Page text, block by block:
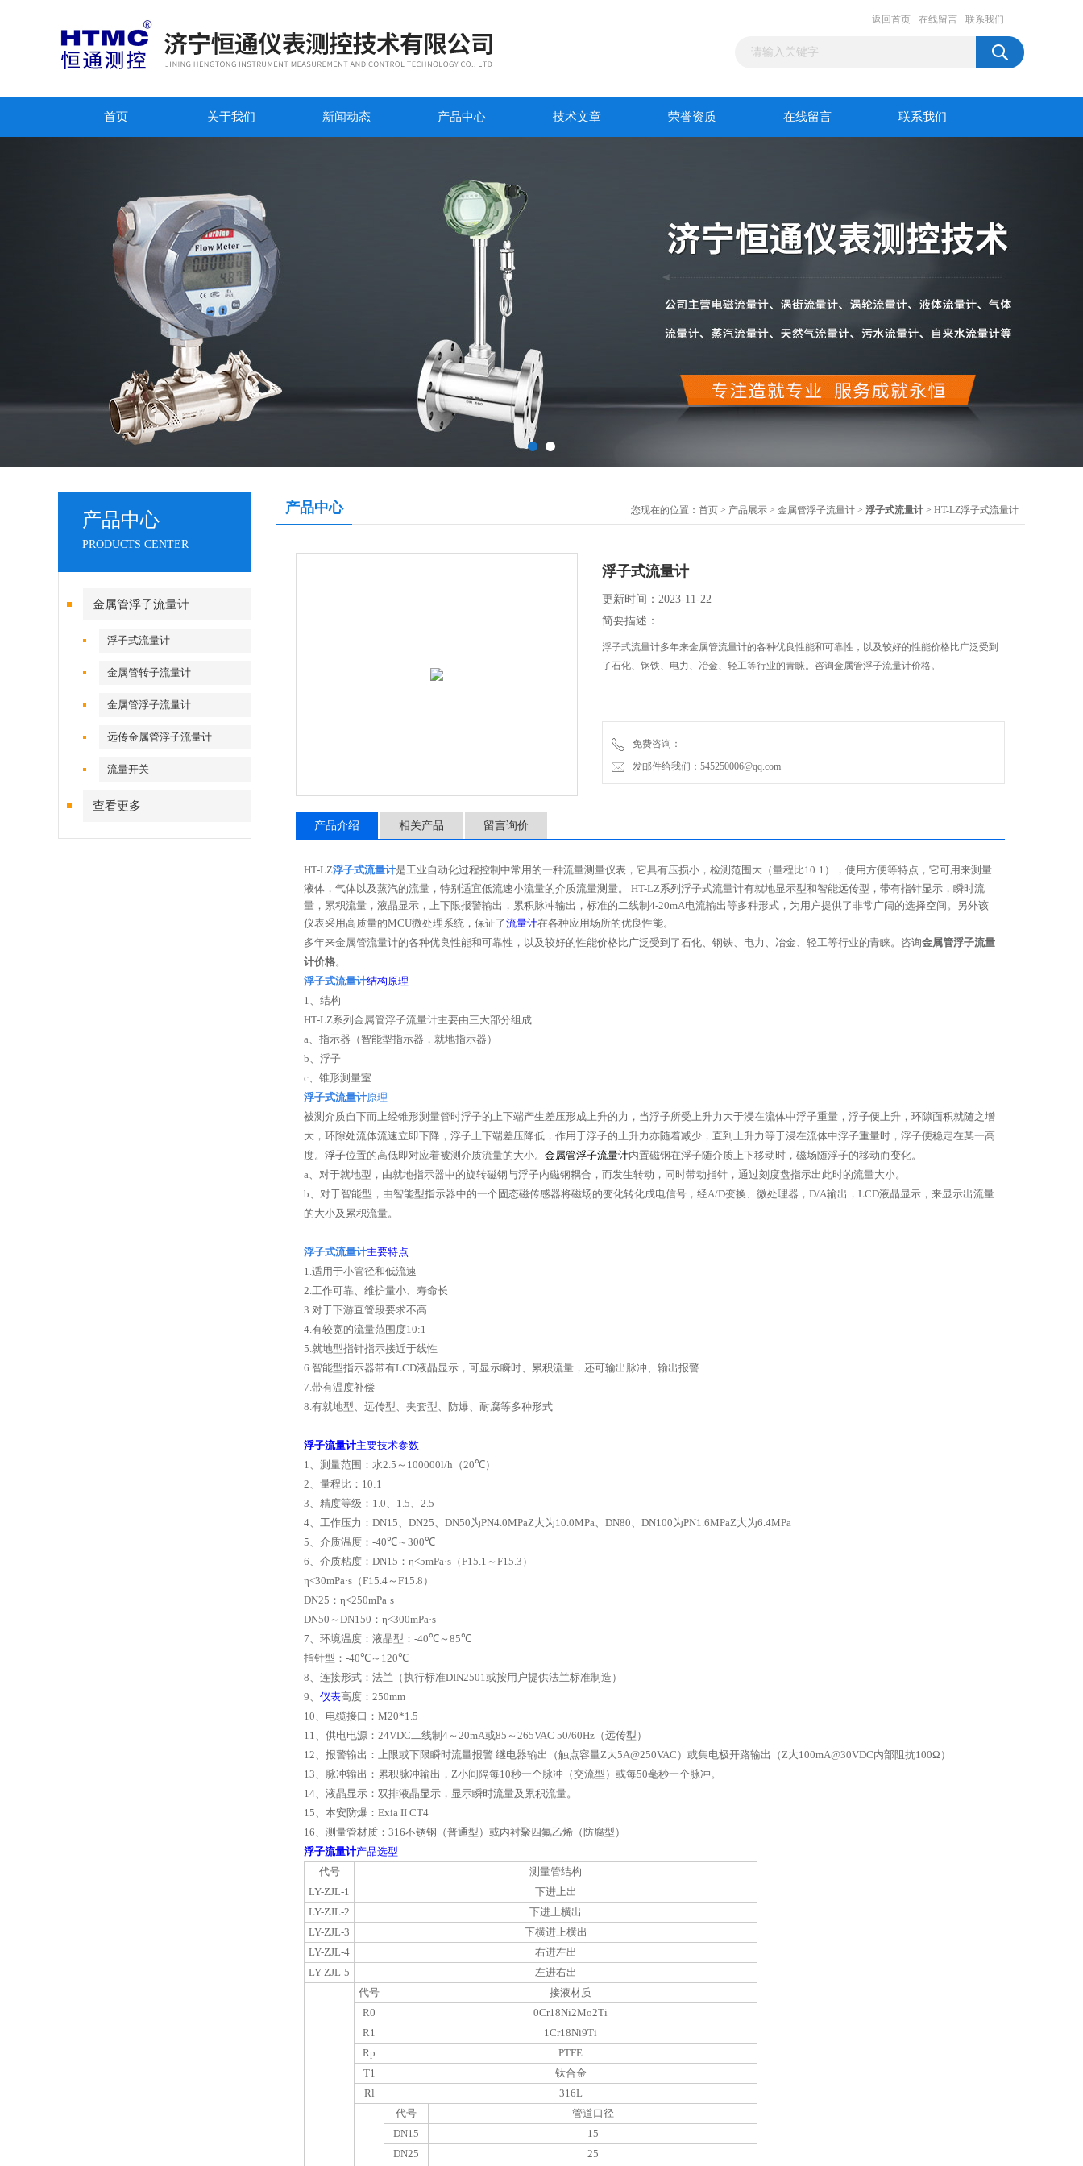
返回首页 在线留言 联系我们
首页 关于我们 新闻动态 产品中心 技术文章 荣誉资质 在线留言 联系我们
产品中心
PRODUCTS CENTER
金属管浮子流量计
浮子式流量计
金属管转子流量计
金属管浮子流量计
远传金属管浮子流量计
流量开关
查看更多
产品中心 您现在的位置： 首页 > 产品展示 > 金属管浮子流量计 > 浮子式流量计 > HT-LZ浮子式流量计
浮子式流量计
更新时间：2023-11-22
简要描述：
浮子式流量计多年来金属管流量计的各种优良性能和可靠性，以及较好的性能价格比广泛受到
了石化、钢铁、电力、冶金、轻工等行业的青睐。咨询金属管浮子流量计价格。
免费咨询：
发邮件给我们：545250006@qq.com
产品介绍 相关产品 留言询价
HT-LZ浮子式流量计是工业自动化过程控制中常用的一种流量测量仪表，它具有压损小，检测范围大（量程比10:1 ），使用方便等特点，它可用来测量
液体，气体以及蒸汽的流量，特别适宜低流速小流量的介质流量测量。
HT-LZ系列浮子式流量计有就地显示型和智能远传型，带有指针显示，瞬时流
量，累积流量，液晶显示，上下限报警输出，累积脉冲输出，标准的二线制 4-20mA电流输出等多种形式，为用户提供了非常广阔的选择空间。另外该
仪表采用高质量的MCU微处理系统，保证了流量计在各种应用场所的优良性能。
多年来金属管流量计的各种优良性能和可靠性，以及较好的性能价格比广泛受到了石化、钢铁、电力、冶金、轻工等行业的青睐。咨询金属管浮子流量
计价格。
浮子式流量计结构原理
1、结构
HT-LZ系列金属管浮子流量计主要由三大部分组成
a、指示器（智能型指示器，就地指示器）
b、浮子
c、锥形测量室
浮子式流量计原理
被测介质自下而上经锥形测量管时浮子的上下端产生差压形成上升的力，当浮子所受上升力大于浸在流体中浮子重量，浮子便上升，环隙面积就随之增
大，环隙处流体流速立即下降，浮子上下端差压降低，作用于浮子的上升力亦随着减少，直到上升力等于浸在流体中浮子重量时，浮子便稳定在某一高
度。 浮子位置的高低即对应着被测介质流量的大小。 金属管浮子流量计内置磁钢在浮子随介质上下移动时，磁场随浮子的移动而变化。
a、对于就地型，由就地指示器中的旋转磁钢与浮子内磁钢耦合，而发生转动，同时带动指针，通过刻度盘指示出此时的流量大小。
b、对于智能型，由智能型指示器中的一个固态磁传感器将磁场的变化转化成电信号，经A/D变换、微处理器， D/A输出， LCD液晶显示，来显示出流量
的大小及累积流量。
浮子式流量计主要特点
1.适用于小管径和低流速
2.工作可靠、维护量小、寿命长
3.对于下游直管段要求不高
4.有较宽的流量范围度10:1
5.就地型指针指示接近于线性
6.智能型指示器带有LCD液晶显示，可显示瞬时、累积流量，还可输出脉冲、输出报警
7.带有温度补偿
8.有就地型、远传型、夹套型、防爆、耐腐等多种形式
浮子流量计主要技术参数
1、测量范围：水2.5 ～ 100000l/h （20℃）
2、量程比： 10:1
3、精度等级： 1.0、 1.5、 2.5
4、工作压力： DN15、 DN25、 DN50为PN4.0MPaZ大为10.0MPa、 DN80、 DN100为PN1.6MPaZ大为6.4MPa
5、介质温度： -40℃～ 300℃
6、介质粘度： DN15 ：η<5mPa·s （F15.1 ～ F15.3 ）
η<30mPa·s （F15.4 ～ F15.8 ）
DN25 ：η<250mPa·s
DN50 ～ DN150 ：η<300mPa·s
7、环境温度：液晶型： -40℃～ 85℃
指针型： -40℃～ 120℃
8、连接形式：法兰（执行标准DIN2501或按用户提供法兰标准制造）
9、 仪表高度： 250mm
10、电缆接口： M20*1.5
11、供电电源： 24VDC二线制 4 ～ 20mA或85 ～ 265VAC 50/60Hz （远传型）
12、报警输出：上限或下限瞬时流量报警 继电器输出（触点容量Z大5A@250VAC ）或集电极开路输出（Z大100mA@30VDC内部阻抗100Ω）
13、脉冲输出：累积脉冲输出，Z小间隔每10秒一个脉冲（交流型）或每50毫秒一个脉冲。
14、液晶显示：双排液晶显示，显示瞬时流量及累积流量。
15、本安防爆： Exia II CT4
16、测量管材质： 316不锈钢（普通型）或内衬聚四氟乙烯（防腐型）
浮子流量计产品选型
代号
测量管结构
LY-ZJL-1
下进上出
LY-ZJL-2
下进上横出
LY-ZJL-3
下横进上横出
LY-ZJL-4
右进左出
LY-ZJL-5
左进右出
代号
接液材质
R0
0Cr18Ni2Mo2Ti
R1
1Cr18Ni9Ti
Rp
PTFE
T1
钛合金
Rl
316L
代号
管道口径
DN15
15
DN25
25